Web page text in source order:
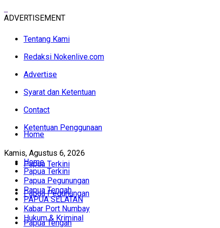
ADVERTISEMENT
Tentang Kami
Redaksi Nokenlive.com
Advertise
Syarat dan Ketentuan
Contact
Ketentuan Penggunaan
Kamis, Agustus 6, 2026
Home
Papua Terkini
Papua Pegunungan
Papua Tengah
Home
Papua Terkini
Papua Pegunungan
Papua Tengah
PAPUA SELATAN
Kabar Port Numbay
Hukum & Kriminal